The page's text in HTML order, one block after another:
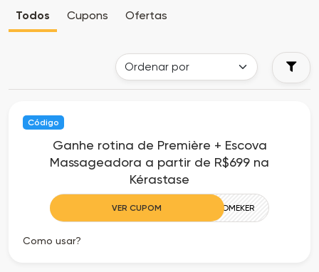
Todos
os
Departamentos
Todas
Todos Cupons Ofertas
Código
Ganhe rotina de Première + Escova
Massageadora a partir de R$699 na
Kérastase
VER CUPOM WELCOMEKER
Como usar?